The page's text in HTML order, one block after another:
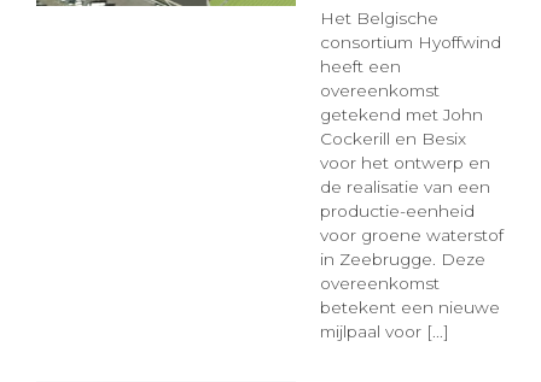
Het Belgische
consortium Hyoffwind
heeft een
overeenkomst
getekend met John
Cockerill en Besix
voor het ontwerp en
de realisatie van een
productie-eenheid
voor groene waterstof
in Zeebrugge. Deze
overeenkomst
betekent een nieuwe
mijlpaal voor [...]